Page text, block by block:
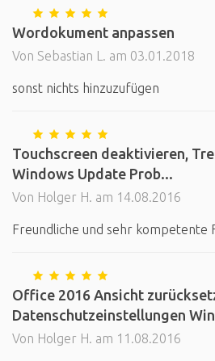
Wordokument anpassen
Von Sebastian L. am 03.01.2018
sonst nichts hinzuzufügen
Touchscreen deaktivieren,
Windows Update Prob...
Von Holger H. am 14.08.2016
Freundliche und sehr kompetente
Office 2016 Ansicht
Datenschutzeinstellungen
Von Holger H. am 11.08.2016